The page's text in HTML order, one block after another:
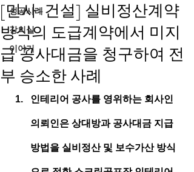
성공사례
강의실
이야기
[민사-건설] 실비정산계약
방식의 도급계약에서 미지
급 공사대금을 청구하여 전
부 승소한 사례
인테리어 공사를 영위하는 회사인
의뢰인은 상대방과 공사대금 지급
방법을 실비정산 및 보수가산 방식